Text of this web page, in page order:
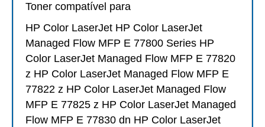
Toner compatível para
HP Color LaserJet HP Color LaserJet
Managed Flow MFP E 77800 Series HP
Color LaserJet Managed Flow MFP E 77820
z HP Color LaserJet Managed Flow MFP E
77822 z HP Color LaserJet Managed Flow
MFP E 77825 z HP Color LaserJet Managed
Flow MFP E 77830 dn HP Color LaserJet